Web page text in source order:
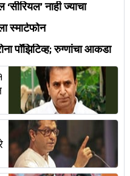
नाही ज्याचा
करतील' - अशोक चव्हाण
स्मार्टफोन
पॉझिटिव्ह; रुग्णांचा आकडा